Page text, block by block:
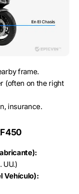
frame.
(often on the right
insurance.
UU.)
Vehículo):